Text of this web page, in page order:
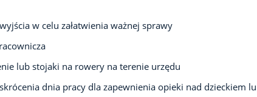
w celu załatwienia ważnej sprawy
lub stojaki na rowery na terenie urzędu
dnia pracy dla zapewnienia opieki nad dzieckiem